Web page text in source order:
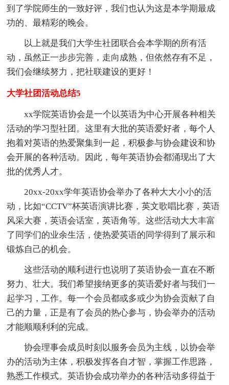
到了学院师生的一致好评，我们也认为这是本学期最成
功的、最精彩的晚会。
以上就是我们大学生社团联合会本学期的所有活
动，虽然正一步步完善，走向成熟，但依然存有不足，
我们会继续努力，把社联建设的更好！
大学社团活动总结5
xx学院英语协会是一个以英语为中心开展各种相关
活动的学习型社团。这里有大批的英语爱好者，每个人
抱着对英语的热爱聚集到一起，积极参与协会建设和协
会开展的各种活动。因此，每年英语协会都涌现出了大
批的优秀人才。
20xx-20xx学年英语协会举办了各种大大小小的活
动，比如“CCTV”杯英语演讲比赛，英文歌唱比赛，英语
风采大赛，英语会话室，英语角等。这些活动大大丰富
了同学们的业余生活，使热爱英语的同学得到了展示和
锻炼自己的机会。
这些活动的顺利进行也说明了英语协会一直在不断
努力、壮大。我们希望接纳更多的英语爱好者与我们一
起学习，工作。每一个会员都或多或少为协会贡献了自
己的力量，正是有了会员的热心参与，协会举办的活动
才能顺顺利利的完成。
协会理事会成员时刻以服务会员为主线，以协会举
办的活动为主体，积极发挥各自才智，掌握工作思路，
熟悉工作模式。英语协会成功举办的各种活动多得益于